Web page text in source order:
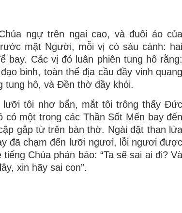
ngự trên ngai cao, và đuôi áo của
mặt Người, mỗi vị có sáu cánh: hai
bay. Các vị đó luân phiên tung hô rằng:
binh, toàn thể địa cầu đầy vinh quang
tung hô, và Ðền thờ đầy khói.
lưỡi tôi nhơ bẩn, mắt tôi trông thấy Ðức
có một trong các Thần Sốt Mến bay đến
gắp từ trên bàn thờ. Ngài đặt than lửa
đã chạm đến lưỡi ngươi, lỗi ngươi được
Chúa phán bảo: “Ta sẽ sai ai đi? Và
xin hãy sai con”.